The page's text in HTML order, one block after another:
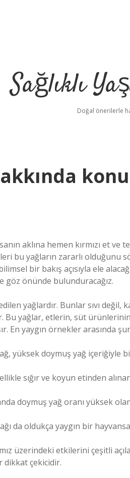
Sağlıklı
Doğal önerilerle
aklına hemen kırmızı et ve
bu yağların zararlı olduğunu
bir bakış açısıyla ele
göz önünde bulunduracağız.
yağlardır. Bunlar sıvı değil,
yağlar, etlerin, süt
En yaygın örnekler arasında
yüksek doymuş yağ içeriğiyle
sığır ve koyun etinden
doymuş yağ oranı yüksek
da oldukça yaygın bir
üzerindeki etkilerini çeşitli
dikkat çekicidir.